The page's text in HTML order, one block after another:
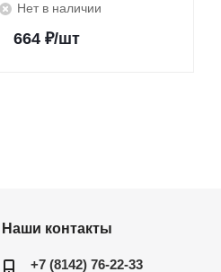
Нет в наличии
664 ₽/шт
Наши контакты
+7 (8142) 76-22-33